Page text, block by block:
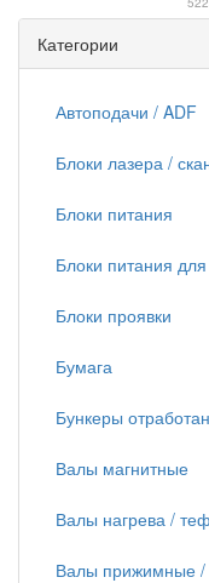
Категории
Автоподачи / ADF
Блоки лазера /
Блоки питания
Блоки питания
Блоки проявки
Бумага
Бункеры
Валы магнитные
Валы нагрева /
Валы прижимные /